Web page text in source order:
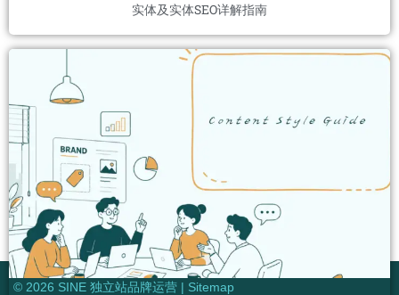
实体及实体SEO详解指南
© 2026 SINE 独立站品牌运营 | Sitemap